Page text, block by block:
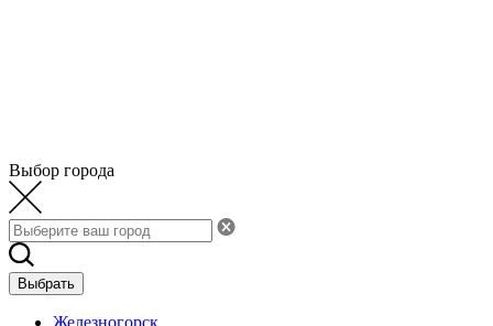
Выбор города
Выбрать
Железногорск